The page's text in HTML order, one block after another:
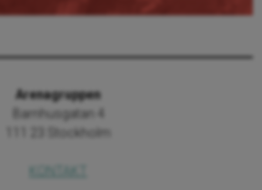
Arenagruppen
Barnhusgatan 4
111 23 Stockholm
KONTAKT